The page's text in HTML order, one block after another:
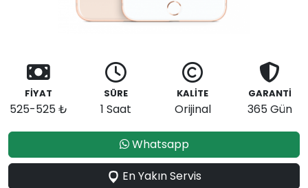
FİYAT
525-525 ₺
SÜRE
1 Saat
KALİTE
Orijinal
GARANTİ
365 Gün
Whatsapp
En Yakın Servis